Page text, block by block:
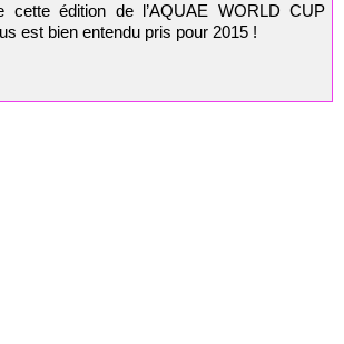
cette édition de l’AQUAE WORLD CUP
est bien entendu pris pour 2015 !